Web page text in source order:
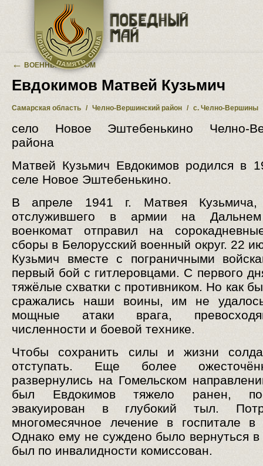
Перейти к основному содержанию
← ВОЕННЫЙ АЛЬБОМ
Евдокимов Матвей Кузьмич
Самарская область / Челно-Вершинский район / с. Челно-Вершины
село Новое Эштебенькино Челно-
района
Матвей Кузьмич Евдокимов родился в
селе Новое Эштебенькино.
В апреле 1941 г. Матвея
отслужившего в армии на Дальнем
военкомат отправил на
сборы в Белорусский военный округ. 22
Кузьмич вместе с пограничными
первый бой с гитлеровцами. С первого
тяжёлые схватки с противником. Но как
сражались наши воины, им не
мощные атаки врага,
численности и боевой технике.
Чтобы сохранить силы и жизни
отступать. Еще более
развернулись на Гомельском
был Евдокимов тяжело ранен,
эвакуирован в глубокий тыл.
многомесячное лечение в госпитале в
Однако ему не суждено было вернуться
был по инвалидности комиссован.